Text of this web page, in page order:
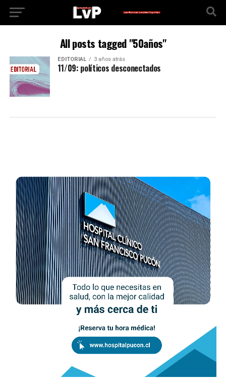
All posts tagged "50años"
EDITORIAL 3 años atrás
11/09: políticos desconectados